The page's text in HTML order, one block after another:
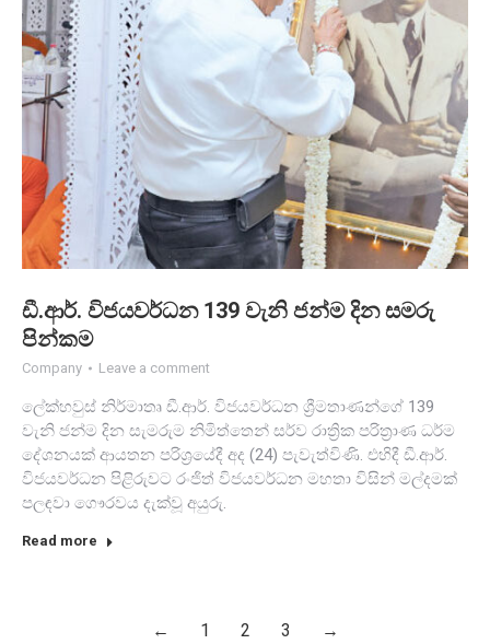
ඩී.ආර්. විජයවර්ධන 139 වැනි ජන්ම දින සමරු
පින්කම
Company Leave a comment
ලේක්හවුස් නිර්මාතෘ ඩී.ආර්. විජයවර්ධන ශ්‍රීමතාණන්ගේ 139
වැනි ජන්ම දින සැමරුම නිමිත්තෙන් සර්ව රාත්‍රික පරිත්‍රාණ ධර්ම
දේශනයක් ආයතන පරිශ්‍රයේදී අද (24) පැවැත්විණි. එහිදී ඩී.ආර්.
විජයවර්ධන පිළිරුවට රංජිත් විජයවර්ධන මහතා විසින් මල්දමක්
පලඳවා ගෞරවය දැක්වූ අයුරු.
Read more
← 1 2 3 →